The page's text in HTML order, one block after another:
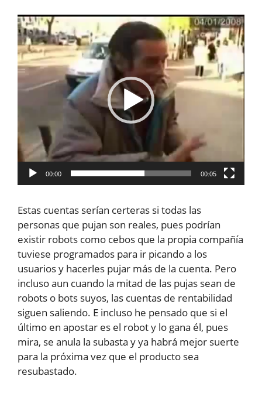
Reproductor
de
vídeo
00:00 00:05
Estas cuentas serían certeras si todas las
personas que pujan son reales, pues podrían
existir robots como cebos que la propia compañía
tuviese programados para ir picando a los
usuarios y hacerles pujar más de la cuenta. Pero
incluso aun cuando la mitad de las pujas sean de
robots o bots suyos, las cuentas de rentabilidad
siguen saliendo. E incluso he pensado que si el
último en apostar es el robot y lo gana él, pues
mira, se anula la subasta y ya habrá mejor suerte
para la próxima vez que el producto sea
resubastado.